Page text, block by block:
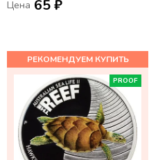
Цена 65 ₽
PROOF